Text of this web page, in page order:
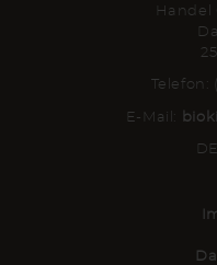
Handel
Telefon:
E-Mail: